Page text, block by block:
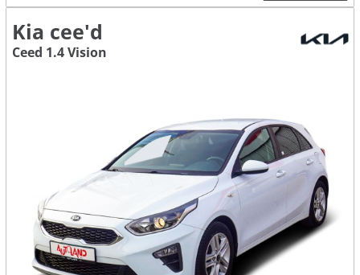
Kia cee'd
Ceed 1.4 Vision